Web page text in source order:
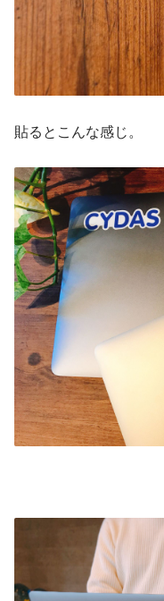
貼るとこんな感じ。